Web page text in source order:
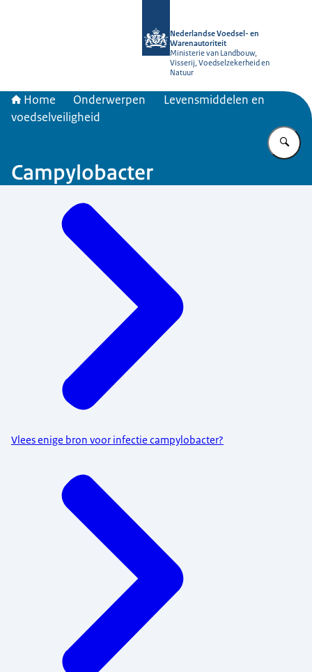
Nederlandse Voedsel- en
Warenautoriteit
Ministerie van Landbouw,
Visserij, Voedselzekerheid en
Natuur
Home Onderwerpen
Levensmiddelen en
voedselveiligheid
Campylobacter
Vlees enige bron voor infectie campylobacter?